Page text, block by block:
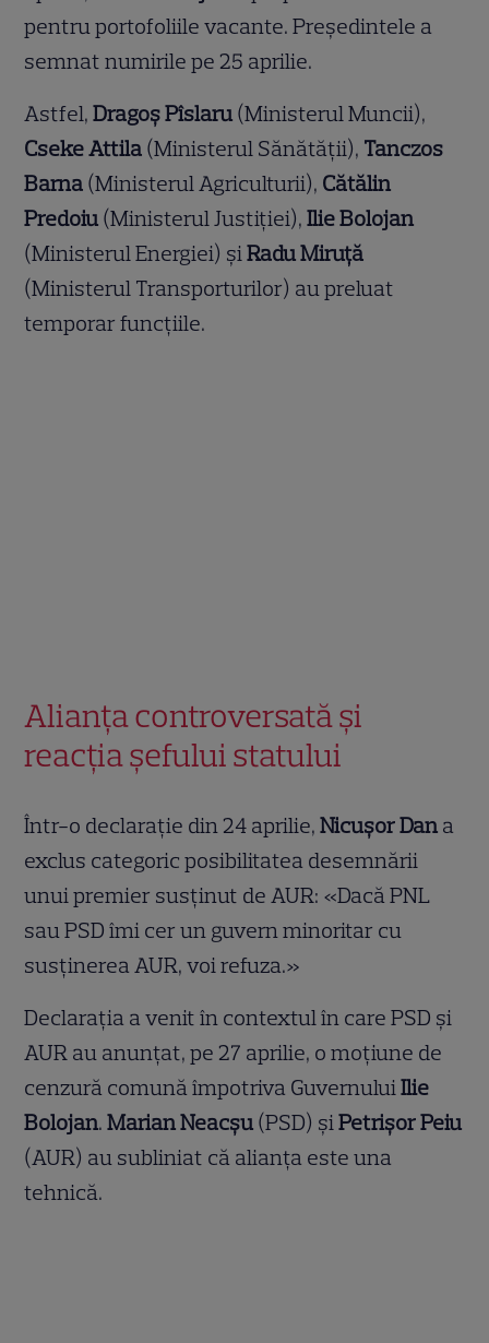
pentru portofoliile vacante. Președintele a
semnat numirile pe 25 aprilie.
Astfel,Dragoş Pîslaru (Ministerul Muncii),
Cseke Attila (Ministerul Sănătăţii), Tanczos
Barna (Ministerul Agriculturii), Cătălin
Predoiu (Ministerul Justiţiei),Ilie Bolojan
(Ministerul Energiei) șiRadu Miruţă
(Ministerul Transporturilor) au preluat
temporar funcțiile.
Alianța controversată și
reacția șefului statului
Într-o declarație din 24 aprilie,Nicușor Dan a
exclus categoric posibilitatea desemnării
unui premier susținut de AUR: «Dacă PNL
sau PSD îmi cer un guvern minoritar cu
susținerea AUR, voi refuza.»
Declarația a venit în contextul în care PSD și
AUR au anunțat, pe 27 aprilie, o moțiune de
cenzură comună împotriva GuvernuluiIlie
Bolojan.Marian Neacşu (PSD) șiPetrișor Peiu
(AUR) au subliniat că alianța este una
tehnică.